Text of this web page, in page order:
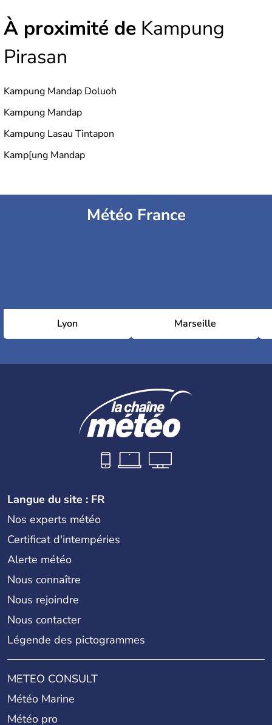
À proximité de Kampung
Pirasan
Kampung Mandap Doluoh
Kampung Mandap
Kampung Lasau Tintapon
Kamp[ung Mandap
Météo France
Lyon Marseille
Langue du site : FR
Nos experts météo
Certificat d'intempéries
Alerte météo
Nous connaître
Nous rejoindre
Nous contacter
Légende des pictogrammes
METEO CONSULT
Météo Marine
Météo pro